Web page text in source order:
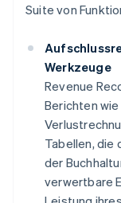
Suite von
Werkzeuge
Revenue
Berichten wie
Tabellen, die
der
verwertbare